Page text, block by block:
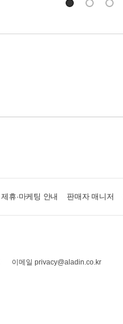
제휴·마케팅 안내 판매자 매니저
이메일 privacy@aladin.co.kr